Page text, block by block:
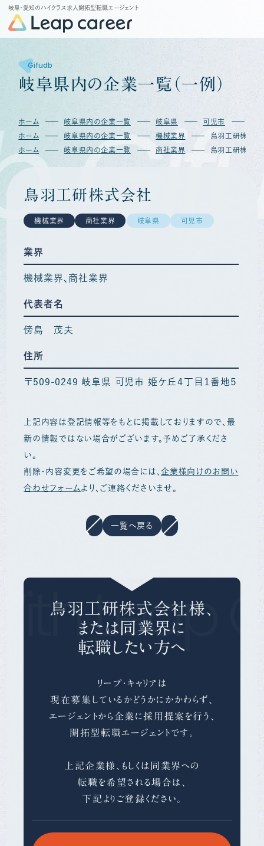
岐阜・愛知のハイクラス求人開拓型転職エージェント
Gifudb
岐阜県 内の企業一覧 （ 一例 ）
ホーム 岐阜県内の企業一覧 岐阜県 可児市
ホーム
岐阜県内の企業一覧 機械業界
鳥羽工研株式会
ホーム
岐阜県内の企業一覧 商社業界 鳥羽工研株式会
鳥羽工研株式会社
機械業界 商社業界 岐阜県 可児市
業界
機械業界 商社業界
代表者名
傍島 茂夫
住所
〒509-0249 岐阜県 可児市 姫ケ丘４丁目１番地５
上記内容は登記情報等をもとに掲載しておりますので、最
新の情報ではない場合がございます。予めご了承くださ
い。
削除・内容変更をご希望の場合には、企業様向けのお問い
合わせフォーム より、ご連絡くださいませ。
一覧へ戻る
Leap
鳥羽工研株式会社様、
または同業界に
転職したい方へ
リープ・キャリアは
現在募集しているかどうかにかかわらず、
エージェントから企業に採用提案を行う、
開拓型転職エージェントです。
上記企業様、もしくは同業界への
転職を希望される場合は、
下記よりご登録ください。